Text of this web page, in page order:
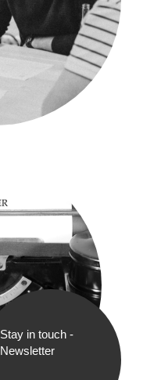
Stay in touch -
Newsletter